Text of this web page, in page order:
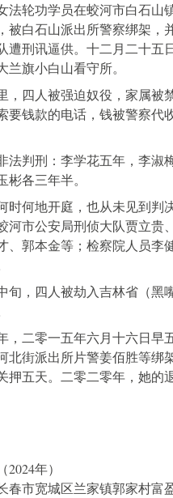
法轮功学员在蛟河市白石山
被白石山派出所警察绑架，
遭刑讯逼供。十二月二十五
旗小白山看守所。
，四人被强迫奴役，家属被
要钱款的电话，钱被警察代
法判刑：李学花五年，李淑
各三年半。
时何地开庭，也从未见到判
河市公安局刑侦大队贾立贵
、郭本金等；检察院人员李
旬，四人被劫入吉林省（黑
，二零一五年六月十六日早
北街派出所片警姜佰胜等绑
押五天。二零二零年，她的
年）
春市宽城区兰家镇郭家村富